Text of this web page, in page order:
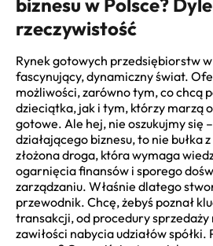
biznesu w Polsce?
rzeczywistość
Rynek gotowych przedsiębiorstw
fascynujący, dynamiczny świat.
możliwości, zarówno tym, co chcą
dzieciątka, jak i tym, którzy marzą
gotowe. Ale hej, nie oszukujmy się
działającego biznesu, to nie bułka
złożona droga, która wymaga
ogarnięcia finansów i sporego
zarządzaniu. Właśnie dlatego
przewodnik. Chcę, żebyś poznał
transakcji, od procedury sprzedaży
zawiłości nabycia udziałów